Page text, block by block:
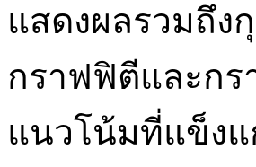
แสดงผลรวมถึง
กราฟฟิตีและกร
แนวโน้มที่แข็งแ